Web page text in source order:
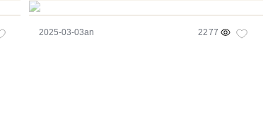
2025-03-03an 2277